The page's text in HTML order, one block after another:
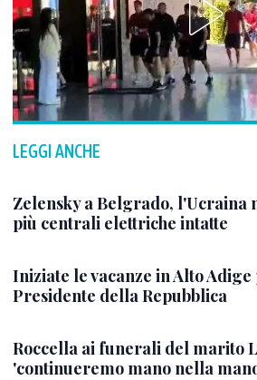
LEGGI ANCHE
Zelensky a Belgrado, l'Ucraina
più centrali elettriche intatte
Iniziate le vacanze in Alto
Presidente della Repubblica
Roccella ai funerali del marito
'continueremo mano nella